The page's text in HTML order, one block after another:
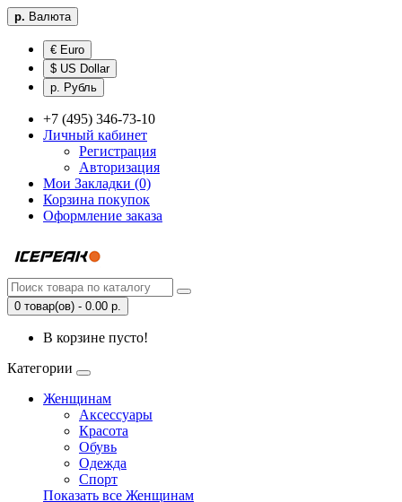
р. Валюта
€ Euro
$ US Dollar
р. Рубль
+7 (495) 346-73-10
Личный кабинет
Регистрация
Авторизация
Мои Закладки (0)
Корзина покупок
Оформление заказа
0 товар(ов) - 0.00 р.
В корзине пусто!
Категории
Женщинам
Аксессуары
Красота
Обувь
Одежда
Спорт
Показать все Женщинам